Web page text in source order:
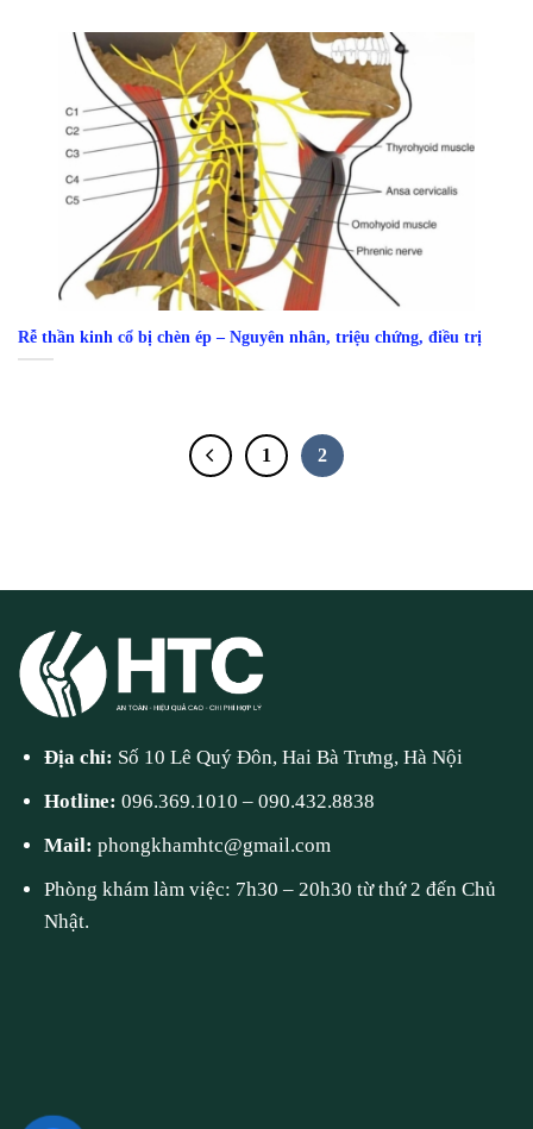
Rễ thần kinh cổ bị chèn ép – Nguyên nhân, triệu chứng, điều trị
1 2
Địa chỉ: Số 10 Lê Quý Đôn, Hai Bà Trưng, Hà Nội
Hotline:096.369.1010 –090.432.8838
Mail:phongkhamhtc@gmail.com
Phòng khám làm việc: 7h30 – 20h30 từ thứ 2 đến Chủ
Nhật.